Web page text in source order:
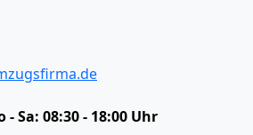
- Sa: 08:30 - 18:00 Uhr